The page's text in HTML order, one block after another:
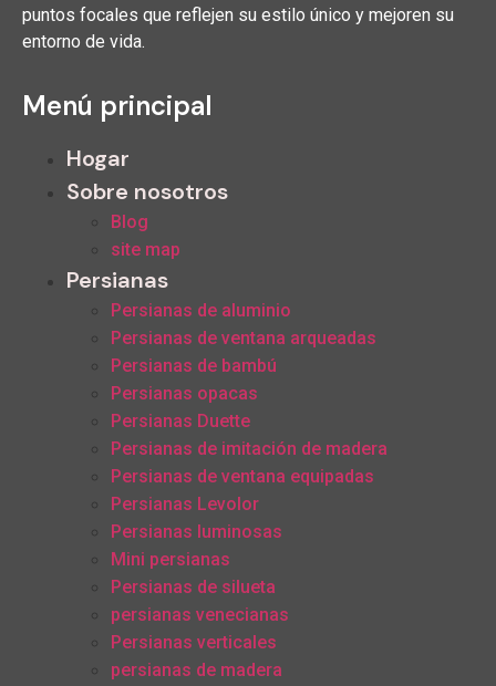
puntos focales que reflejen su estilo único y mejoren su
entorno de vida.
Menú principal
Hogar
Sobre nosotros
Blog
site map
Persianas
Persianas de aluminio
Persianas de ventana arqueadas
Persianas de bambú
Persianas opacas
Persianas Duette
Persianas de imitación de madera
Persianas de ventana equipadas
Persianas Levolor
Persianas luminosas
Mini persianas
Persianas de silueta
persianas venecianas
Persianas verticales
persianas de madera